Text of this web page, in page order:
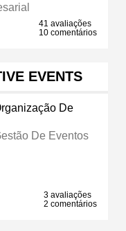
41 avaliações
10 comentários
EVENTS
De
De Eventos
3 avaliações
2 comentários